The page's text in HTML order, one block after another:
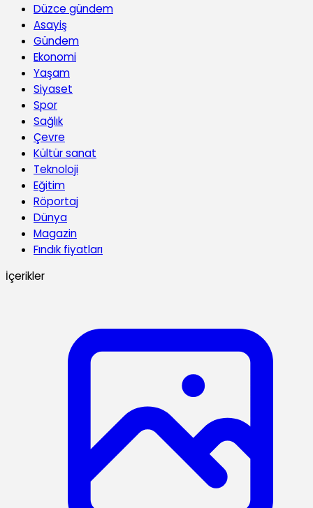
Düzce gündem
Asayiş
Gündem
Ekonomi
Yaşam
Siyaset
Spor
Sağlık
Çevre
Kültür sanat
Teknoloji
Eğitim
Röportaj
Dünya
Magazin
Fındık fiyatları
İçerikler